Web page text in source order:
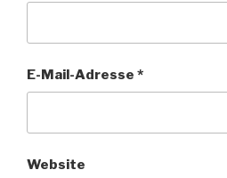
E-Mail-Adresse *
Website